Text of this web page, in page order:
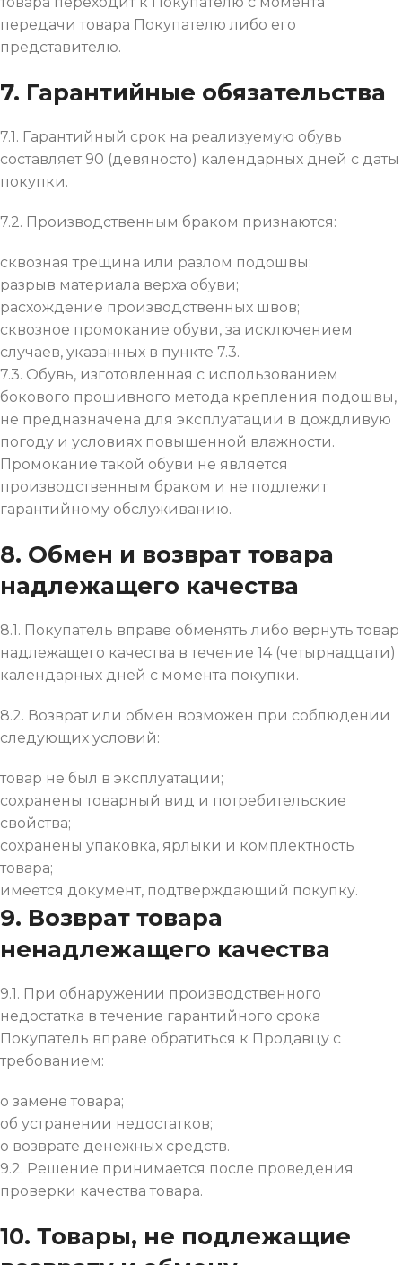
передачи товара Покупателю либо его
представителю.
7. Гарантийные обязательства
7.1. Гарантийный срок на реализуемую обувь
составляет 90 (девяносто) календарных дней с даты
покупки.
7.2. Производственным браком признаются:
сквозная трещина или разлом подошвы;
разрыв материала верха обуви;
расхождение производственных швов;
сквозное промокание обуви, за исключением
случаев, указанных в пункте 7.3.
7.3. Обувь, изготовленная с использованием
бокового прошивного метода крепления подошвы,
не предназначена для эксплуатации в дождливую
погоду и условиях повышенной влажности.
Промокание такой обуви не является
производственным браком и не подлежит
гарантийному обслуживанию.
8. Обмен и возврат товара
надлежащего качества
8.1. Покупатель вправе обменять либо вернуть товар
надлежащего качества в течение 14 (четырнадцати)
календарных дней с момента покупки.
8.2. Возврат или обмен возможен при соблюдении
следующих условий:
товар не был в эксплуатации;
сохранены товарный вид и потребительские
свойства;
сохранены упаковка, ярлыки и комплектность
товара;
имеется документ, подтверждающий покупку.
9. Возврат товара
ненадлежащего качества
9.1. При обнаружении производственного
недостатка в течение гарантийного срока
Покупатель вправе обратиться к Продавцу с
требованием:
о замене товара;
об устранении недостатков;
о возврате денежных средств.
9.2. Решение принимается после проведения
проверки качества товара.
10. Товары, не подлежащие